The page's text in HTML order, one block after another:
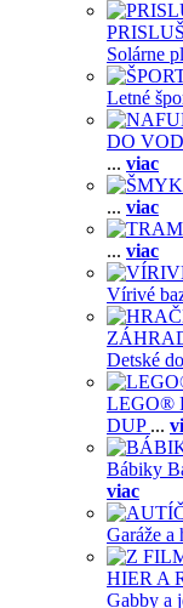
Solárne
Letné
DO
... viac
... viac
... viac
Vírivé
Detské
LEGO®
DUP ...
Bábiky
viac
Garáže a
HIER A
Gabby a